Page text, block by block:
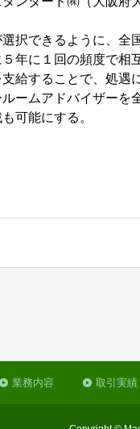
択できるように、
年に１回の頻度で相
給することで、処遇
ームアドバイザー
可能にする。
業務内容 取引実績